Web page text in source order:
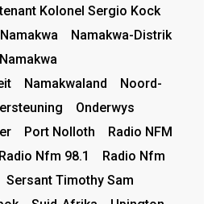
Kolonel Sergio Kock
Namakwa
Namakwa-Distrik
Namakwa
Namakwaland
Noord-
Onderwys
Port Nolloth
Radio NFM
Radio Nfm 98.1
Radio Nfm
Sersant Timothy Sam